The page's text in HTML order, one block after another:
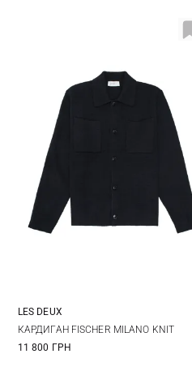
M L XL
LES DEUX
КАРДИГАН FISCHER MILANO KNIT
11 800 ГРН